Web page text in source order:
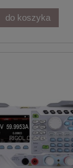
do koszyka